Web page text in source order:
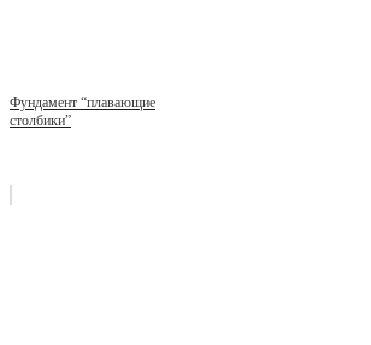
Фундамент “плавающие
столбики”